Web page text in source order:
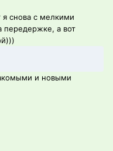
снова с мелкими
передержке, а вот
и новыми